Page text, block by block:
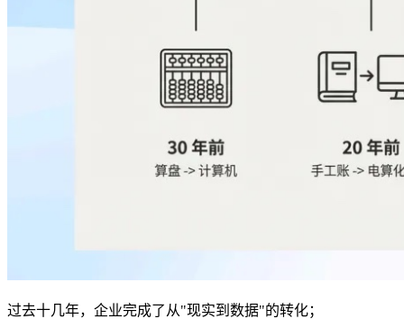
过去十几年，企业完成了从"现实到数据"的转化；